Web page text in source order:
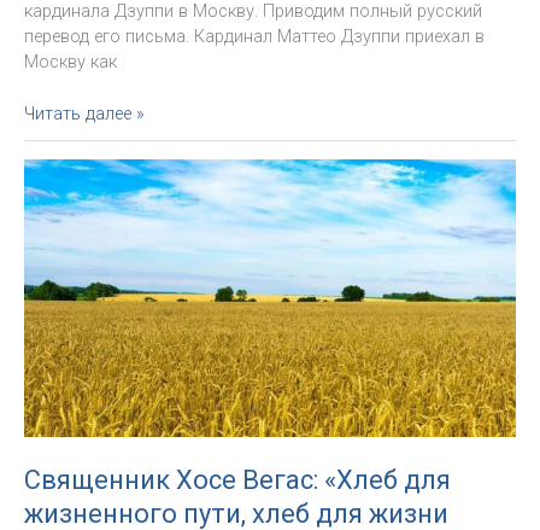
кардинала Дзуппи в Москву. Приводим полный русский
перевод его письма. Кардинал Маттео Дзуппи приехал в
Москву как
Братская
солидарность
ради
мира.
Письмо
об
итогах
визита
кардинала
Дзуппи
в
Москву
Читать далее »
Священник Хосе Вегас: «Хлеб для
жизненного пути, хлеб для жизни